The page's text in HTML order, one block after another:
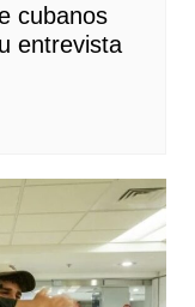
cubanos
entrevista